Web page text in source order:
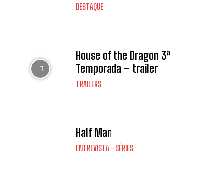
DESTAQUE
House of the Dragon 3ª
Temporada – trailer
TRAILERS
Half Man
ENTREVISTA - SÉRIES